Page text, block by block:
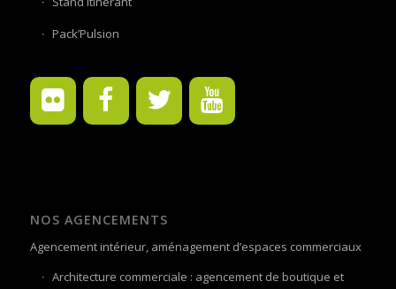
Pack’Pulsion
NOS AGENCEMENTS
Agencement intérieur, aménagement d’espaces commerciaux
Architecture commerciale : agencement de boutique et